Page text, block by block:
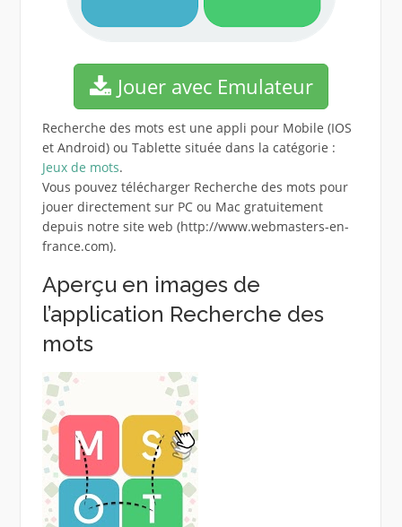
Jouer avec Emulateur
Recherche des mots est une appli pour Mobile (IOS
et Android) ou Tablette située dans la catégorie :
Jeux de mots.
Vous pouvez télécharger Recherche des mots pour
jouer directement sur PC ou Mac gratuitement
depuis notre site web (http://www.webmasters-en-
france.com).
Aperçu en images de
l’application Recherche des
mots